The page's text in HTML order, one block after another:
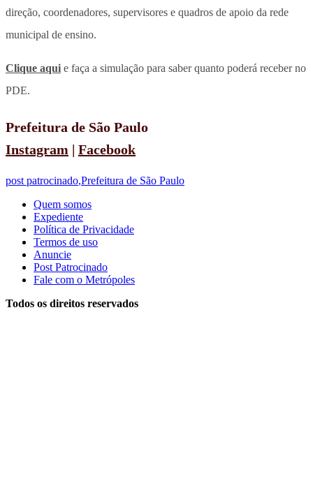
direção, coordenadores, supervisores e quadros de apoio da rede
municipal de ensino.
Clique aqui e faça a simulação para saber quanto poderá receber no
PDE.
Prefeitura de São Paulo
Instagram | Facebook
post patrocinado,Prefeitura de São Paulo
Quem somos
Expediente
Política de Privacidade
Termos de uso
Anuncie
Post Patrocinado
Fale com o Metrópoles
Todos os direitos reservados